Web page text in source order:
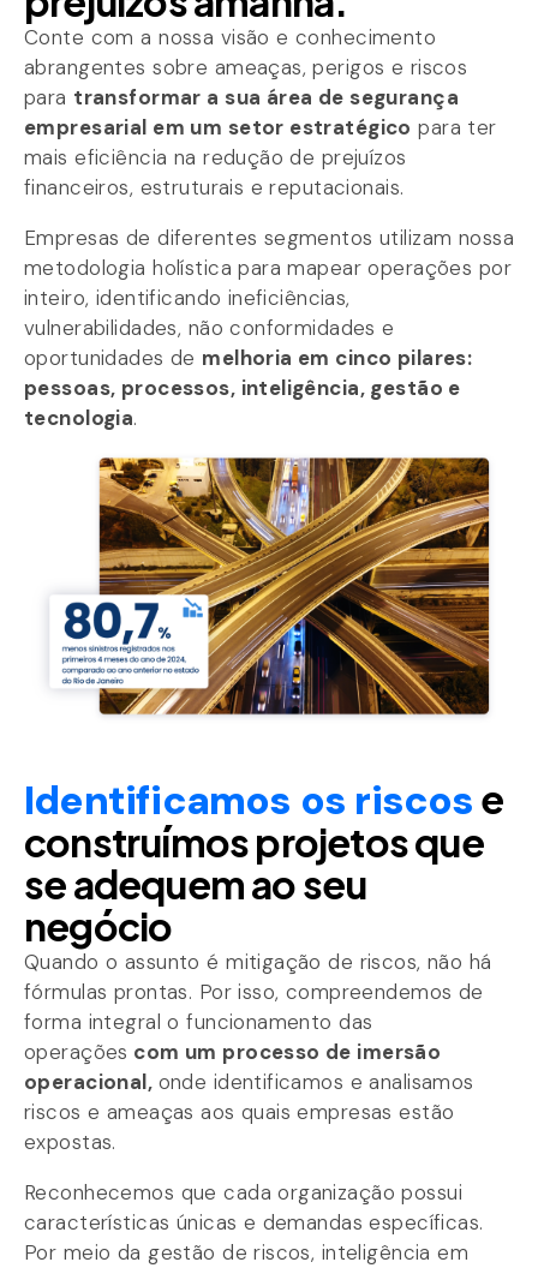
Conte com a nossa visão e conhecimento
abrangentes sobre ameaças, perigos e riscos
para transformar a sua área de segurança
empresarial em um setor estratégico para ter
mais eficiência na redução de prejuízos
financeiros, estruturais e reputacionais.
Empresas de diferentes segmentos utilizam nossa
metodologia holística para mapear operações por
inteiro, identificando ineficiências,
vulnerabilidades, não conformidades e
oportunidades de melhoria em cinco pilares:
pessoas, processos, inteligência, gestão e
tecnologia.
Identificamos os riscos e
construímos projetos que
se adequem ao seu
negócio
Quando o assunto é mitigação de riscos, não há
fórmulas prontas. Por isso, compreendemos de
forma integral o funcionamento das
operações com um processo de imersão
operacional, onde identificamos e analisamos
riscos e ameaças aos quais empresas estão
expostas.
Reconhecemos que cada organização possui
características únicas e demandas específicas.
Por meio da gestão de riscos, inteligência em